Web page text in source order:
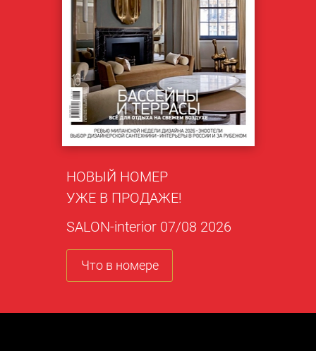
НОВЫЙ НОМЕР
УЖЕ В ПРОДАЖЕ!
SALON-interior 07/08 2026
Что в номере